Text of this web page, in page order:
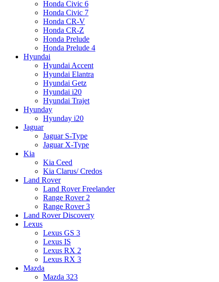
Honda Civic 6
Honda Civic 7
Honda CR-V
Honda CR-Z
Honda Prelude
Honda Prelude 4
Hyundai
Hyundai Accent
Hyundai Elantra
Hyundai Getz
Hyundai i20
Hyundai Trajet
Hyunday
Hyunday i20
Jaguar
Jaguar S-Type
Jaguar X-Type
Kia
Kia Ceed
Kia Clarus/ Credos
Land Rover
Land Rover Freelander
Range Rover 2
Range Rover 3
Land Rover Discovery
Lexus
Lexus GS 3
Lexus IS
Lexus RX 2
Lexus RX 3
Mazda
Mazda 323